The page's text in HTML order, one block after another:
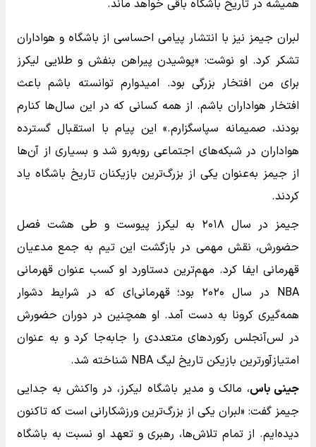
همیشه در تاریخ باشگاه باقی خواهد ماند.
لبران جیمز نیز با انتشار پیامی احساسی از باشگاه و هواداران
تشکر کرد. او نوشت: «پوشیدن پیراهن بنفش و طلایی لیکرز
برای من افتخار بزرگی بود. امیدوارم توانسته باشم باعث
افتخار هواداران باشم. از همه کسانی که در این سال‌ها کنارم
بودند، صمیمانه سپاسگزارم.» این پیام با استقبال گسترده
هواداران در شبکه‌های اجتماعی روبه‌رو شد و بسیاری از آن‌ها
از جیمز به‌عنوان یکی از بزرگ‌ترین بازیکنان تاریخ باشگاه یاد
کردند.
جیمز در سال ۲۰۱۸ به لیکرز پیوست و طی هشت فصل
حضورش، نقش مهمی در بازگشت این تیم به جمع مدعیان
قهرمانی ایفا کرد. مهم‌ترین دستاورد او کسب عنوان قهرمانی
NBA در سال ۲۰۲۰ بود؛ قهرمانی‌ای که در شرایط دشوار
همه‌گیری کرونا به دست آمد. او همچنین در دوران حضورش
در لس‌آنجلس رکوردهای متعددی را جابه‌جا کرد و به عنوان
امتیازآورترین بازیکن تاریخ لیگ NBA شناخته شد.
جینی باس، مالک و مدیر باشگاه لیکرز، در واکنش به جدایی
جیمز گفت: «لبران یکی از بزرگ‌ترین ورزشکارانی است که تاکنون
دیده‌ایم. از تمام تلاش‌ها، رهبری و تعهد او نسبت به باشگاه